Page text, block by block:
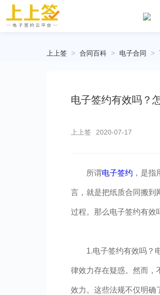
上上签 > 合同百科 > 电子合同 >
电子签约有效吗？
上上签 2020-07-17
所谓电子签约 ，是
言，就是把纸质合同搬到
过程。那么电子签约有效
1.电子签约有效吗？
律效力存在疑惑。然而，
效力。这些法规不仅明确